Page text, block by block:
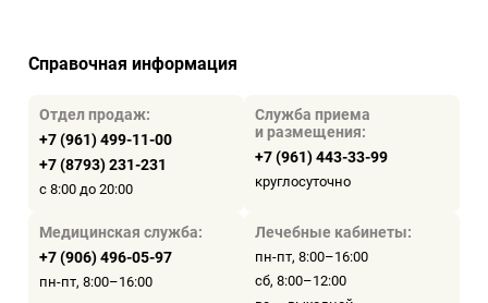
Справочная информация
Отдел продаж:
+7 (961) 499-11-00
+7 (8793) 231-231
с 8:00 до 20:00
Служба приема
и размещения:
+7 (961) 443-33-99
круглосуточно
Медицинская служба:
+7 (906) 496-05-97
пн-пт, 8:00–16:00
Лечебные кабинеты:
пн-пт, 8:00–16:00
сб, 8:00–12:00